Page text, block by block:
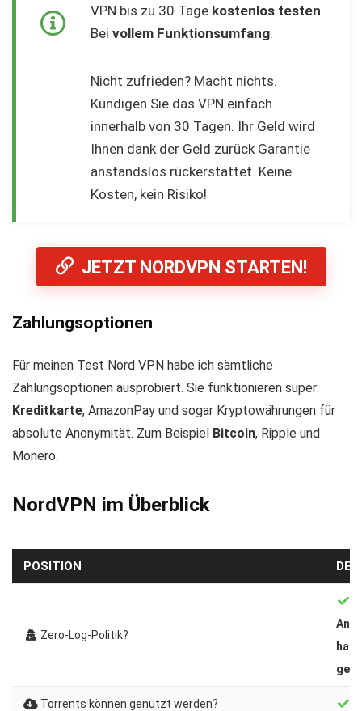
VPN bis zu 30 Tage kostenlos testen.
Bei vollem Funktionsumfang.
Nicht zufrieden? Macht nichts.
Kündigen Sie das VPN einfach
innerhalb von 30 Tagen. Ihr Geld wird
Ihnen dank der Geld zurück Garantie
anstandslos rückerstattet. Keine
Kosten, kein Risiko!
JETZT NORDVPN STARTEN!
Zahlungsoptionen
Für meinen Test Nord VPN habe ich sämtliche
Zahlungsoptionen ausprobiert. Sie funktionieren super:
Kreditkarte, AmazonPay und sogar Kryptowährungen für
absolute Anonymität. Zum Beispiel Bitcoin, Ripple und
Monero.
NordVPN im Überblick
POSITION
Zero-Log-Politik?
Torrents können genutzt werden?